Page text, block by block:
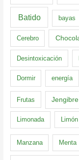
Batido bayas
Cerebro
Desintoxicación
Dormir energía
Frutas Jengibre
Limonada Limón
Manzana Menta